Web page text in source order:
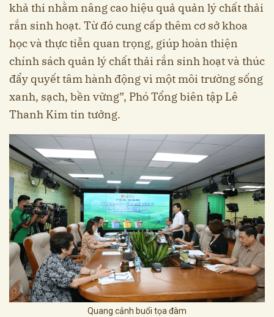
khả thi nhằm nâng cao hiệu quả quản lý chất thải
rắn sinh hoạt. Từ đó cung cấp thêm cơ sở khoa
học và thực tiễn quan trọng, giúp hoàn thiện
chính sách quản lý chất thải rắn sinh hoạt và thúc
đẩy quyết tâm hành động vì một môi trường sống
xanh, sạch, bền vững”, Phó Tổng biên tập Lê
Thanh Kim tin tưởng.
Quang cảnh buổi tọa đàm